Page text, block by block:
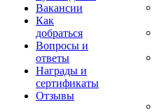
Вакансии
Как
добраться
Вопросы и
ответы
Награды и
сертификаты
Отзывы